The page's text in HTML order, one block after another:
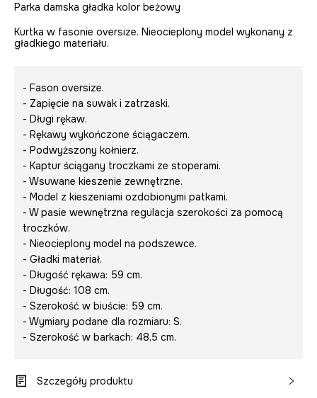
Parka damska gładka kolor beżowy
Kurtka w fasonie oversize. Nieocieplony model wykonany z
gładkiego materiału.
- Fason oversize.
- Zapięcie na suwak i zatrzaski.
- Długi rękaw.
- Rękawy wykończone ściągaczem.
- Podwyższony kołnierz.
- Kaptur ściągany troczkami ze stoperami.
- Wsuwane kieszenie zewnętrzne.
- Model z kieszeniami ozdobionymi patkami.
- W pasie wewnętrzna regulacja szerokości za pomocą
troczków.
- Nieocieplony model na podszewce.
- Gładki materiał.
- Długość rękawa: 59 cm.
- Długość: 108 cm.
- Szerokość w biuście: 59 cm.
- Wymiary podane dla rozmiaru: S.
- Szerokość w barkach: 48,5 cm.
Szczegóły produktu